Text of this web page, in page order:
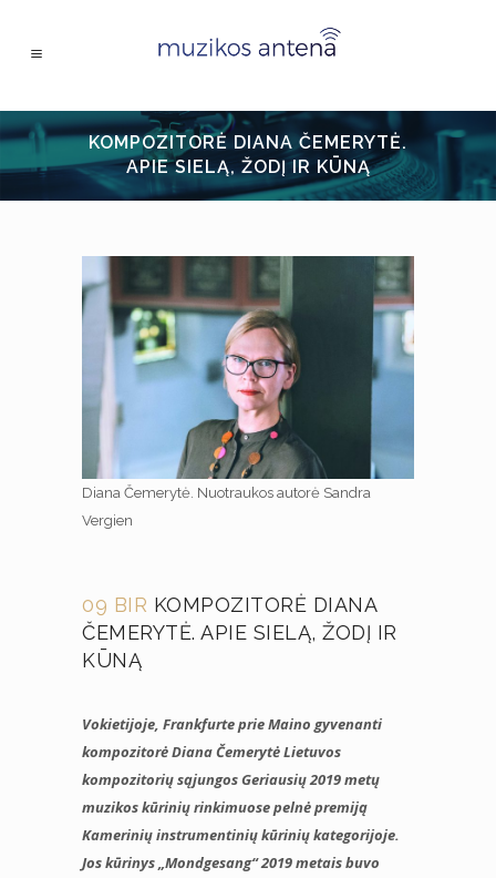
KOMPOZITORĖ DIANA ČEMERYTĖ.
APIE SIELĄ, ŽODĮ IR KŪNĄ
Diana Čemerytė. Nuotraukos autorė Sandra
Vergien
09 BIR KOMPOZITORĖ DIANA
ČEMERYTĖ. APIE SIELĄ, ŽODĮ IR
KŪNĄ
Vokietijoje, Frankfurte prie Maino gyvenanti
kompozitorė Diana Čemerytė Lietuvos
kompozitorių sąjungos Geriausių 2019 metų
muzikos kūrinių rinkimuose pelnė premiją
Kamerinių instrumentinių kūrinių kategorijoje.
Jos kūrinys „Mondgesang“ 2019 metais buvo